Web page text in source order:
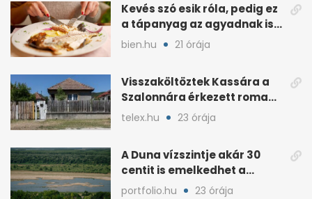
Kevés szó esik róla, pedig ez
a tápanyag az agyadnak is
kell
bien.hu 21 órája
Visszaköltöztek Kassára a
Szalonnára érkezett roma
családok
telex.hu 23 órája
A Duna vízszintje akár 30
centit is emelkedhet a
nyugati esők után
portfolio.hu 23 órája